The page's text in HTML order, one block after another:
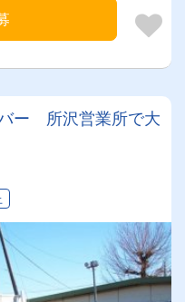
ー 所沢営業所で大